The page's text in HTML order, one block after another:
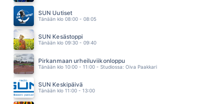
PORTION BOYS
17.37
SUN Uutiset
Tänään klo 08:00 - 08:05
SUN Kesästoppi
Tänään klo 09:30 - 09:40
Pirkanmaan urheiluviikonloppu
Tänään klo 10:00 - 11:00 - Studiossa: Oiva Paakkari
SUN Keskipäivä
Tänään klo 11:00 - 13:00